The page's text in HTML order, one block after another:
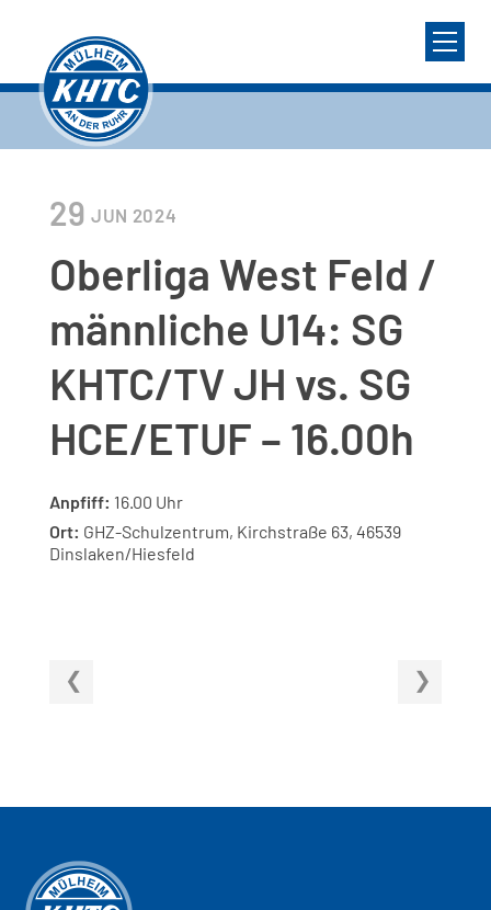
29 JUN 2024
Oberliga West Feld /
männliche U14: SG
KHTC/TV JH vs. SG
HCE/ETUF – 16.00h
Anpfiff: 16.00 Uhr
Ort: GHZ-Schulzentrum, Kirchstraße 63, 46539
Dinslaken/Hiesfeld